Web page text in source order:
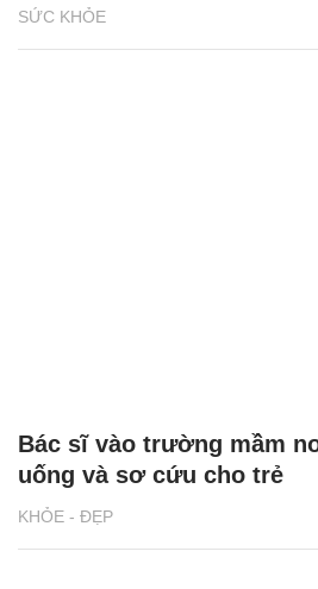
SỨC KHỎE
KHỎE - ĐẸP
Bác sĩ vào trường mầm
uống và sơ cứu cho trẻ